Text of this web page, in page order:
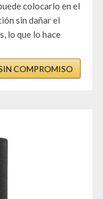
colocarlo en el
sin dañar el
lo que lo hace
COMPROMISO